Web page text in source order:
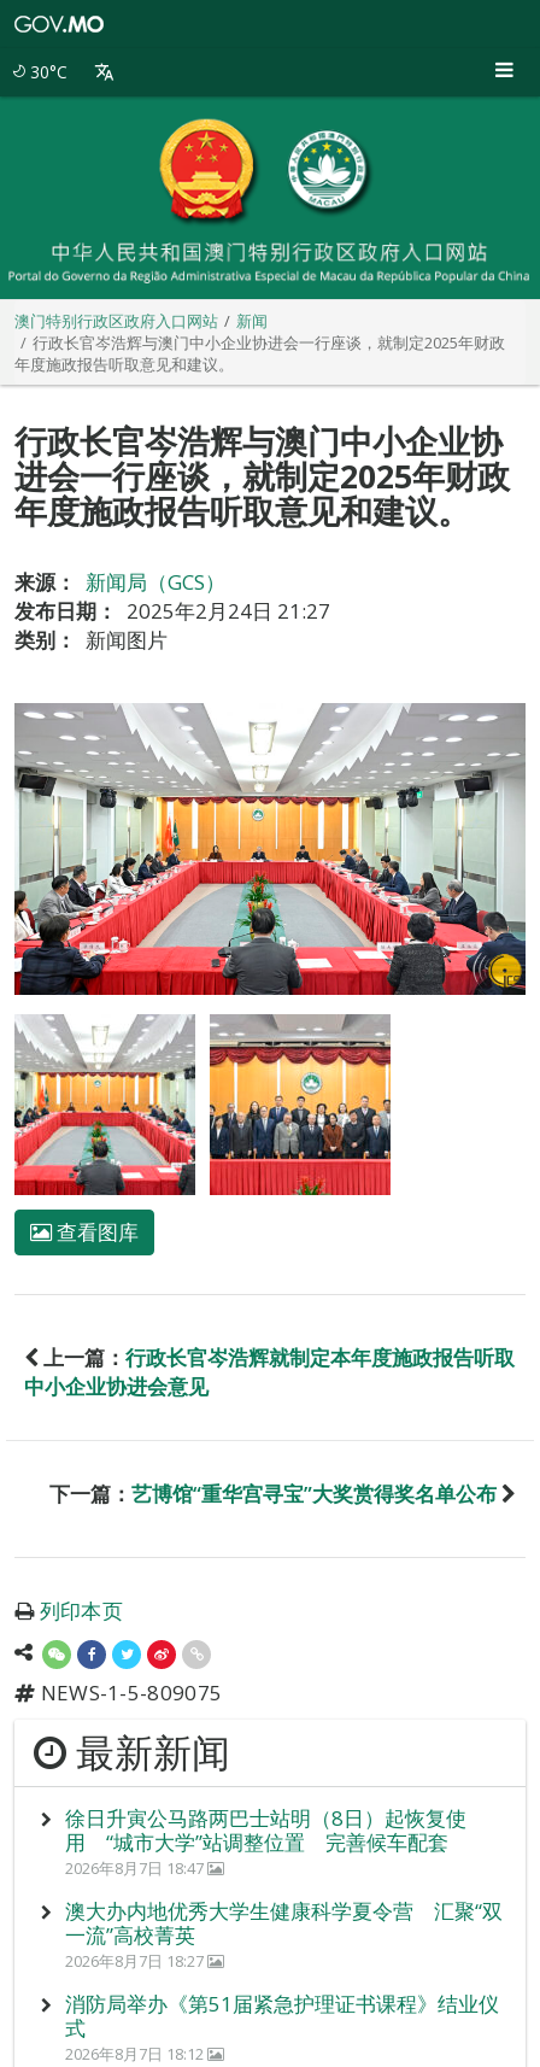
30°C
澳门特别行政区政府入口网站
新闻
行政长官岑浩辉与澳门中小企业协进会一行座谈，就制定2025年财政
年度施政报告听取意见和建议。
行政长官岑浩辉与澳门中小企业协
进会一行座谈，就制定2025年财政
年度施政报告听取意见和建议。
来源：
新闻局（GCS）
发布日期：
2025年2月24日 21:27
类别：
新闻图片
查看图库
上一篇： 行政长官岑浩辉就制定本年度施政报告听取
中小企业协进会意见
下一篇： 艺博馆“重华宫寻宝”大奖赏得奖名单公布
列印本页
NEWS-1-5-809075
最新新闻
徐日升寅公马路两巴士站明（8日）起恢复使
用 “城市大学”站调整位置 完善候车配套
2026年8月7日 18:47
澳大办内地优秀大学生健康科学夏令营 汇聚“双
一流”高校菁英
2026年8月7日 18:27
消防局举办《第51届紧急护理证书课程》结业仪
式
2026年8月7日 18:12